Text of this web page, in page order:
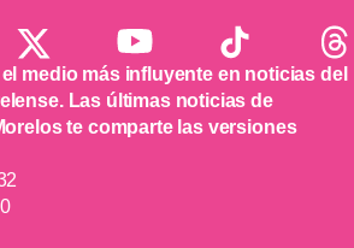
medio más influyente en noticias del
Las últimas noticias de
te comparte las versiones